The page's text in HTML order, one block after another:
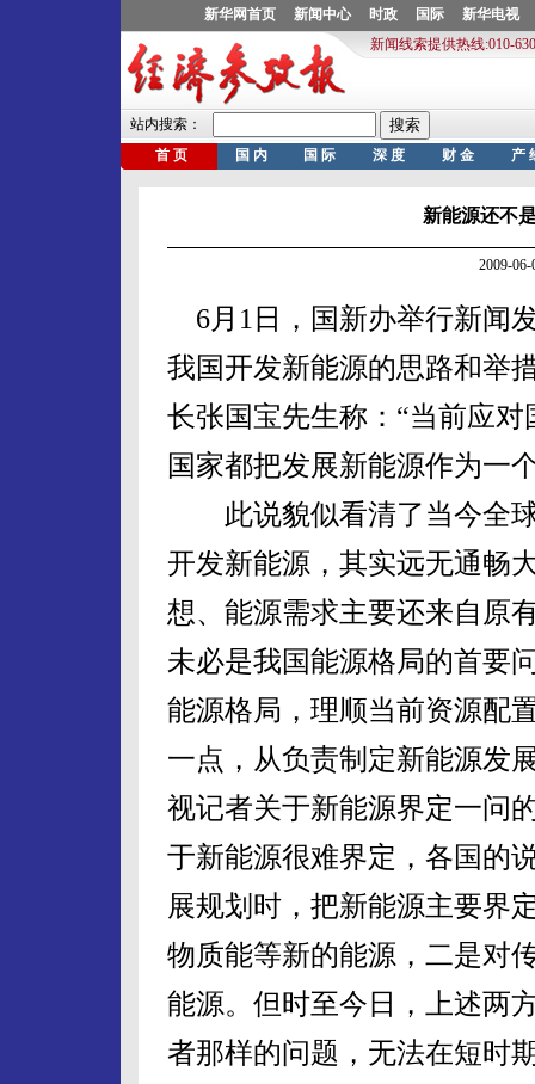
新能源还不
2009-
6月1日，国新办举行新闻
我国开发新能源的思路和举
长张国宝先生称：“当前应
国家都把发展新能源作为一
此说貌似看清了当今全球
开发新能源，其实远无通畅
想、能源需求主要还来自原
未必是我国能源格局的首要
能源格局，理顺当前资源配
一点，从负责制定新能源发
视记者关于新能源界定一问
于新能源很难界定，各国的
展规划时，把新能源主要界
物质能等新的能源，二是对
能源。但时至今日，上述两
者那样的问题，无法在短时